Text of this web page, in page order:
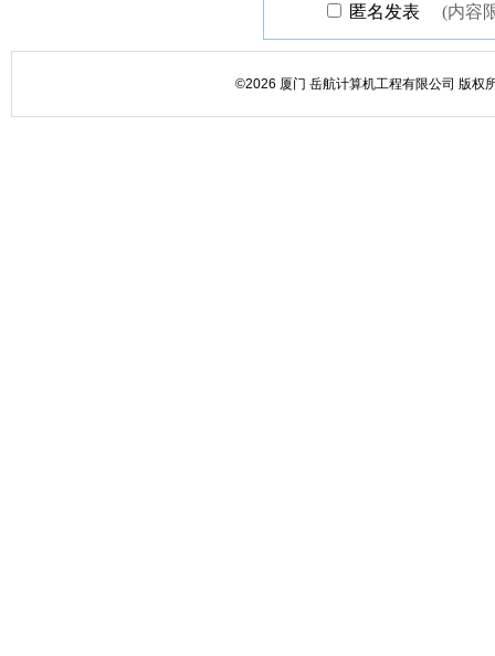
©2026 厦门 岳航计算机工程有限公司 版权